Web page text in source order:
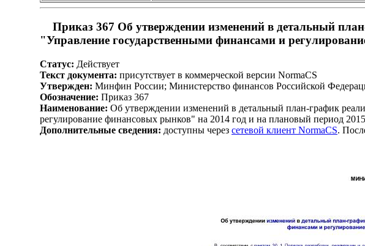
Приказ 367 Об утверждении изменений в детальный
"Управление государственными финансами и
Статус: Действует
Текст документа: присутствует в коммерческой версии NormaCS
Утвержден: Минфин России; Министерство финансов Российской
Обозначение: Приказ 367
Наименование: Об утверждении изменений в детальный план-график
регулирование финансовых рынков" на 2014 год и на плановый период
Дополнительные сведения: доступны через сетевой клиент NormaCS.